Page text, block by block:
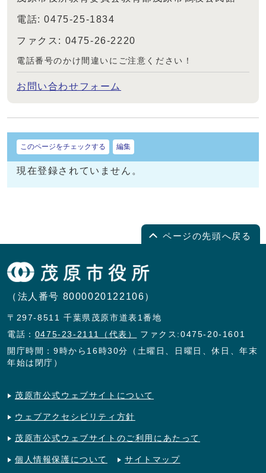
電話: 0475-25-1834
ファクス: 0475-26-2220
電話番号のかけ間違いにご注意ください！
お問い合わせフォーム
このページをチェックする 編集
現在登録されていません。
ページの先頭へ戻る
（法人番号 8000020122106）
〒297-8511 千葉県茂原市道表1番地
電話： 0475-23-2111（代表）
ファクス:0475-20-1601
開庁時間：9時から16時30分（土曜日、日曜日、休日、年末
年始は閉庁）
茂原市公式ウェブサイトについて
ウェブアクセシビリティ方針
茂原市公式ウェブサイトのご利用にあたって
個人情報保護について サイトマップ